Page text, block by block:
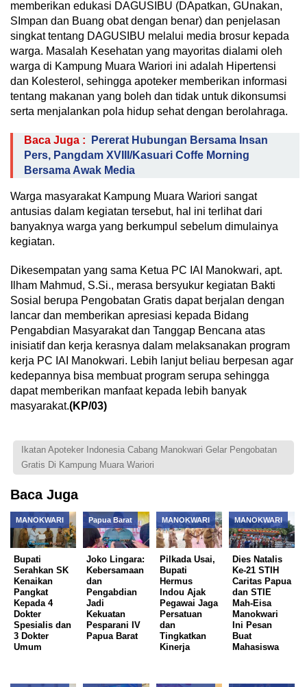
memberikan edukasi DAGUSIBU (DApatkan, GUnakan,
SImpan dan Buang obat dengan benar) dan penjelasan
singkat tentang DAGUSIBU melalui media brosur kepada
warga. Masalah Kesehatan yang mayoritas dialami oleh
warga di Kampung Muara Wariori ini adalah Hipertensi
dan Kolesterol, sehingga apoteker memberikan informasi
tentang makanan yang boleh dan tidak untuk dikonsumsi
serta menjalankan pola hidup sehat dengan berolahraga.
Baca Juga :
Pererat Hubungan Bersama Insan
Pers, Pangdam XVIII/Kasuari Coffe Morning
Bersama Awak Media
Warga masyarakat Kampung Muara Wariori sangat
antusias dalam kegiatan tersebut, hal ini terlihat dari
banyaknya warga yang berkumpul sebelum dimulainya
kegiatan.
Dikesempatan yang sama Ketua PC IAI Manokwari, apt.
Ilham Mahmud, S.Si., merasa bersyukur kegiatan Bakti
Sosial berupa Pengobatan Gratis dapat berjalan dengan
lancar dan memberikan apresiasi kepada Bidang
Pengabdian Masyarakat dan Tanggap Bencana atas
inisiatif dan kerja kerasnya dalam melaksanakan program
kerja PC IAI Manokwari. Lebih lanjut beliau berpesan agar
kedepannya bisa membuat program serupa sehingga
dapat memberikan manfaat kepada lebih banyak
masyarakat.(KP/03)
Ikatan Apoteker Indonesia Cabang Manokwari Gelar Pengobatan
Gratis Di Kampung Muara Wariori
Baca Juga
MANOKWARI
Bupati
Serahkan SK
Kenaikan
Pangkat
Kepada 4
Dokter
Spesialis dan
3 Dokter
Umum
Papua Barat
Joko Lingara:
Kebersamaan
dan
Pengabdian
Jadi
Kekuatan
Pesparani IV
Papua Barat
MANOKWARI
Pilkada Usai,
Bupati
Hermus
Indou Ajak
Pegawai Jaga
Persatuan
dan
Tingkatkan
Kinerja
MANOKWARI
Dies Natalis
Ke-21 STIH
Caritas Papua
dan STIE
Mah-Eisa
Manokwari
Ini Pesan
Buat
Mahasiswa